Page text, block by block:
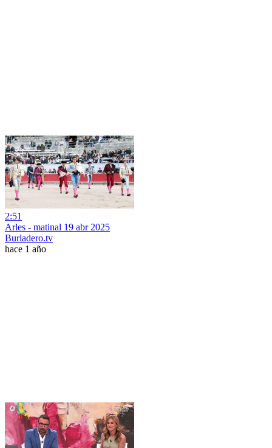
2:51
Arles - matinal 19 abr 2025
Burladero.tv
hace 1 año